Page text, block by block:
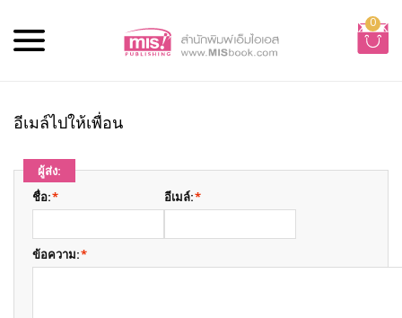
0
อีเมล์ไปให้เพื่อน
ผู้ส่ง:
*
ชื่อ: *
อีเมล์:
*
ข้อความ: